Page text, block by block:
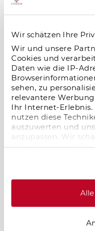
Wir schätzen Ihre
Wir und unsere
Cookies und
Daten wie die IP-
sehen, zu
relevantere
Ihr Internet-
nutzen diese
auszuwerten und
anzupassen. Wir
Daher fragen wir
Kassel bietet
nach §7i EStG,
Energiekonzept
Erstvermietung.
Schlossensemble
Sanierung,
Microliving-
hoher Nachfrage,
Immobilienmarkt.